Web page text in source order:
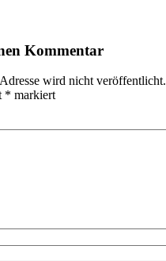
Kommentar
wird nicht veröffentlicht.
* markiert